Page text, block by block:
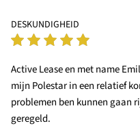
DESKUNDIGHEID
Active Lease en met name
mijn Polestar in een relatief
problemen ben kunnen gaan
geregeld.